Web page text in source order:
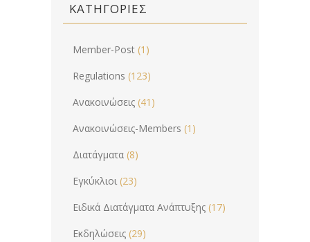
ΚΑΤΗΓΟΡΙΕΣ
Member-Post (1)
Regulations (123)
Ανακοινώσεις (41)
Ανακοινώσεις-Members (1)
Διατάγματα (8)
Εγκύκλιοι(23)
Ειδικά Διατάγματα Ανάπτυξης (17)
Εκδηλώσεις (29)